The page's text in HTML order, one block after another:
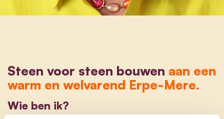
Steen voor steen bouwen aan een
warm en welvarend Erpe-Mere.
Wie ben ik?